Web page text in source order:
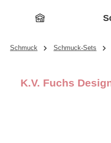
Schmuck Schmuck-Sets
K.V. Fuchs